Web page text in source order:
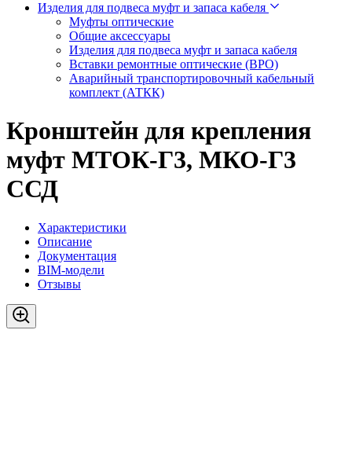
Изделия для подвеса муфт и запаса кабеля
Муфты оптические
Общие аксессуары
Изделия для подвеса муфт и запаса кабеля
Вставки ремонтные оптические (ВРО)
Аварийный транспортировочный кабельный
комплект (АТКК)
Кронштейн для крепления
муфт МТОК-Г3, МКО-Г3
ССД
Характеристики
Описание
Документация
BIM-модели
Отзывы